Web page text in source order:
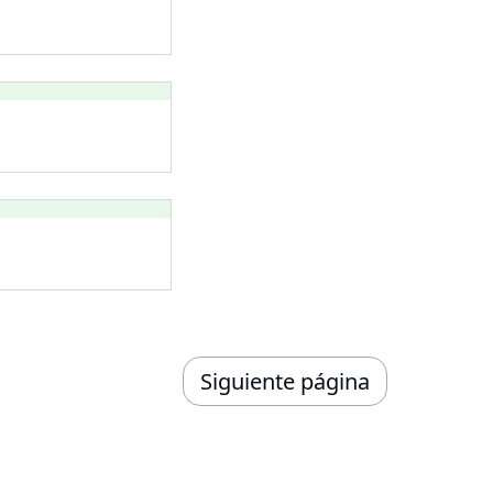
Siguiente página